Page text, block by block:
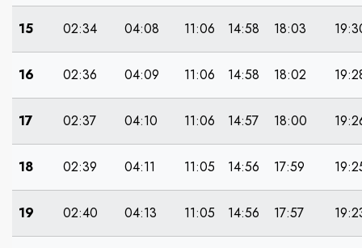
15 02:34 04:08 11:06 14:58 18:03
16 02:36 04:09 11:06 14:58 18:02
17 02:37 04:10 11:06 14:57 18:00
18 02:39 04:11 11:05 14:56 17:59
19 02:40 04:13 11:05 14:56 17:57